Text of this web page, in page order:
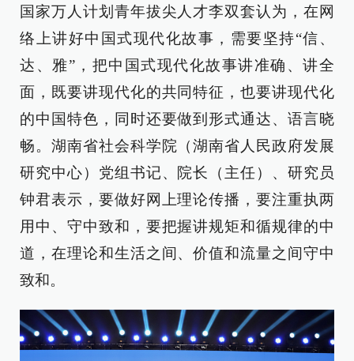
国家万人计划青年拔尖人才李双套认为，在网
络上讲好中国式现代化故事，需要坚持“信、
达、雅”，把中国式现代化故事讲准确、讲全
面，既要讲现代化的共同特征，也要讲现代化
的中国特色，同时还要做到形式通达、语言晓
畅。湖南省社会科学院（湖南省人民政府发展
研究中心）党组书记、院长（主任）、研究员
钟君表示，要做好网上理论传播，要注重执两
用中、守中致和，要把握讲规矩和循规律的中
道，在理论和生活之间、价值和流量之间守中
致和。